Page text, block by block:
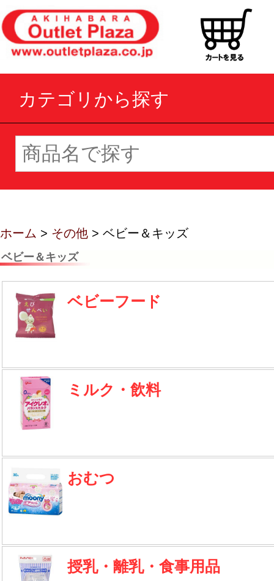
カテゴリから探す
ホーム > その他 > ベビー＆キッズ
ベビー＆キッズ
ベビーフード
ミルク・飲料
おむつ
授乳・離乳・食事用品